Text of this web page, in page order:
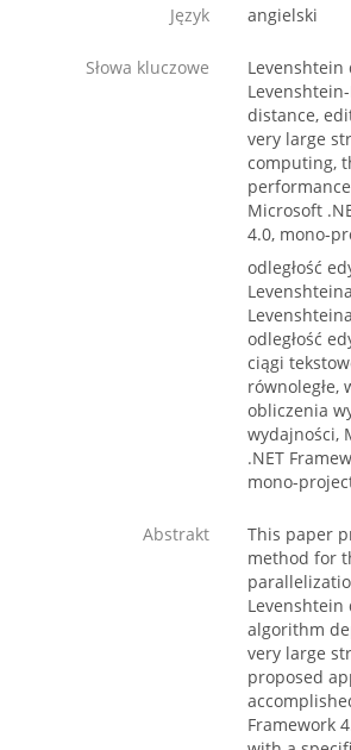
Język angielski
Słowa kluczowe
Levenshtein
distance,
very large
computing,
Microsoft
4.0, mono-
odległość
odległość
ciągi
równoległe,
obliczenia
wydajności,
.NET
mono-
Abstrakt
This paper
method for
Levenshtein
algorithm
very large
proposed
Framework